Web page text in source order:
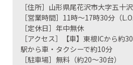
［住所］山形県尾花沢市大字五十
［営業時間］11時～17時30分（
［定休日］年中無休
［アクセス］【車】東根ICから約
駅から車・タクシーで約10分
［駐車場］無料（約20～30台）